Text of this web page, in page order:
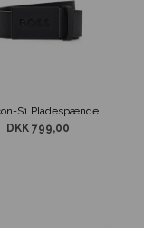
Boss Icon-S1 Pladespænde Bælte Sort
DKK 799,00